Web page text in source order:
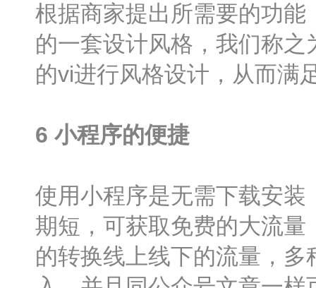
根据商家提出所需要的功
的一套设计风格，我们称
的vi进行风格设计，从而满
6 小程序的便捷
使用小程序是无需下载安
期短，可获取免费的大流
的转换线上线下的流量，